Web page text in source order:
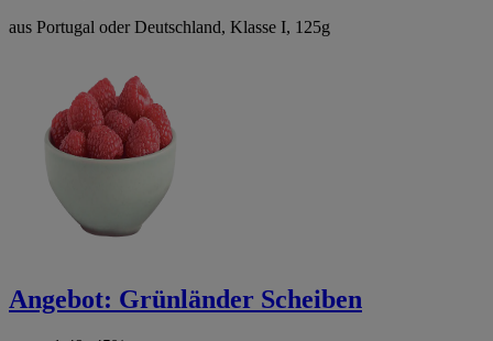
aus Portugal oder Deutschland, Klasse I, 125g
Angebot: Grünländer Scheiben